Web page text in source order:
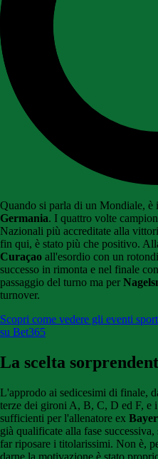
Quando si parla di un Mondiale, è
Germania. I quattro volte
Nazionali più accreditate alla
fin qui, è stato più che positivo.
Curaçao all'esordio con un
successo in rimonta e nel finale
passaggio del turno ma per
turnover.
Scopri come vedere gli eventi
su Bet365
La scelta
L'approdo ai sedicesimi di finale,
terze dei gironi A, B, C, D ed F, e
sufficienti per l'allenatore ex
già qualificate alla fase
far riposare i titolarissimi. Non è,